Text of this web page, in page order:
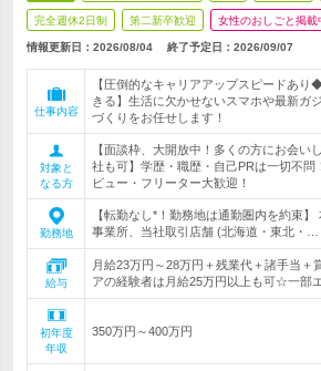
完全週休2日制 第二新卒歓迎 女性のおしごと掲載
情報更新日：2026/08/04 終了予定日： 2026/09/07
仕事内容
【圧倒的なキャリアアップスピードあ
きる】生活に欠かせないスマホや最新ガ
づくりをお任せします！
対象と
なる方
【面談枠、大開放中！多くの方にお会い
社も可】学歴・職歴・自己PRは一切不問
ビュー・フリーター大歓迎！
勤務地
【転勤なし*！勤務地は通勤圏内を約束】
事業所、当社取引店舗 (北海道・東北・…
給与
月給23万円～28万円＋残業代＋諸手当＋
アの経験者は月給25万円以上も可☆一部
初年度
年収
350万円～400万円